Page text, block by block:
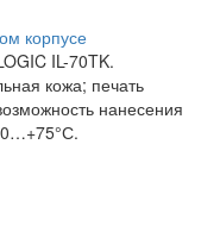
корпусе
IL-70TK.
кожа; печать
нанесения